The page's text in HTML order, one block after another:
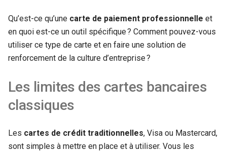
Qu’est-ce qu’une carte de paiement professionnelle et
en quoi est-ce un outil spécifique ? Comment pouvez-vous
utiliser ce type de carte et en faire une solution de
renforcement de la culture d’entreprise ?
Les limites des cartes bancaires
classiques
Les cartes de crédit traditionnelles, Visa ou Mastercard,
sont simples à mettre en place et à utiliser. Vous les